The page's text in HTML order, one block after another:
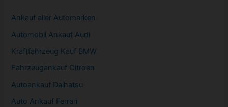
Ankauf aller Automarken
Automobil Ankauf Audi
Kraftfahrzeug Kauf BMW
Fahrzeugankauf Citroen
Autoankauf Daihatsu
Auto Ankauf Ferrari